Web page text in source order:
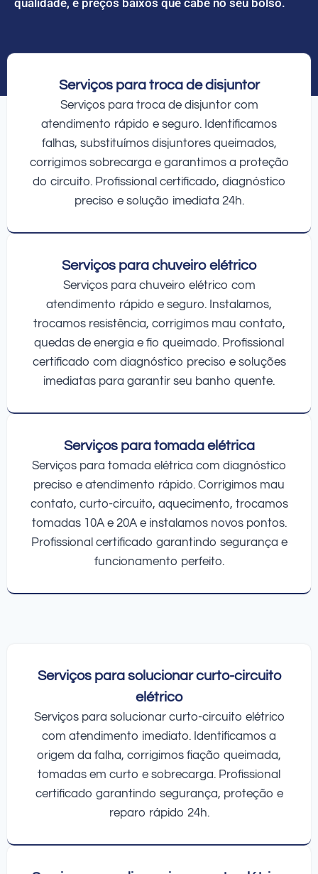
Serviços para troca de disjuntor
Serviços para troca de disjuntor com
atendimento rápido e seguro. Identificamos
falhas, substituímos disjuntores queimados,
corrigimos sobrecarga e garantimos a proteção
do circuito. Profissional certificado, diagnóstico
preciso e solução imediata 24h.
Serviços para chuveiro elétrico
Serviços para chuveiro elétrico com
atendimento rápido e seguro. Instalamos,
trocamos resistência, corrigimos mau contato,
quedas de energia e fio queimado. Profissional
certificado com diagnóstico preciso e soluções
imediatas para garantir seu banho quente.
Serviços para tomada elétrica
Serviços para tomada elétrica com diagnóstico
preciso e atendimento rápido. Corrigimos mau
contato, curto-circuito, aquecimento, trocamos
tomadas 10A e 20A e instalamos novos pontos.
Profissional certificado garantindo segurança e
funcionamento perfeito.
Serviços para solucionar curto-circuito
elétrico
Serviços para solucionar curto-circuito elétrico
com atendimento imediato. Identificamos a
origem da falha, corrigimos fiação queimada,
tomadas em curto e sobrecarga. Profissional
certificado garantindo segurança, proteção e
reparo rápido 24h.